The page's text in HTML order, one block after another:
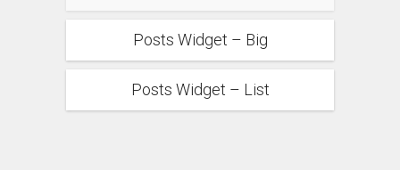
Posts Widget – Big
Posts Widget – List